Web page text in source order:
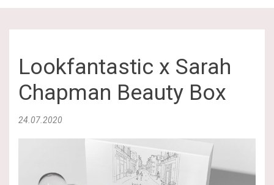
Lookfantastic x Sarah
Chapman Beauty Box
24.07.2020